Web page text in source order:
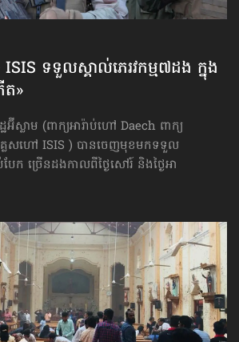
ISIS ទទួលស្គាល់​ភេរវកម្ម​៧ដង ក្នុង
ត»
ឋអ៊ីស្លាម (ពាក្យ​អារ៉ាប់​ហៅ Daech ពាក្យ​
លេស​​​ហៅ ISIS ) បានចេញមុខមកទទួល
ប់បែក ច្រើនដងកាលពីថ្ងៃសៅរ៍ និងថ្ងៃអា